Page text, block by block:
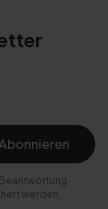
Abonnieren
werden.